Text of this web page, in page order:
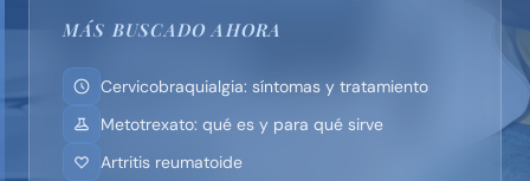
MÁS BUSCADO AHORA
Cervicobraquialgia: síntomas y tratamiento
Metotrexato: qué es y para qué sirve
Artritis reumatoide